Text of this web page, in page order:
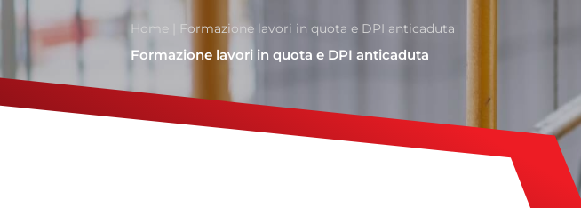
Home Formazione lavori in quota e DPI anticaduta
Formazione lavori in quota e DPI anticaduta